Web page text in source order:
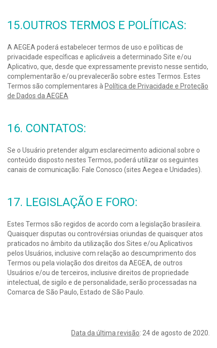
15.OUTROS TERMOS E POLÍTICAS:
A AEGEA poderá estabelecer termos de uso e políticas de
privacidade específicas e aplicáveis a determinado Site e/ou
Aplicativo, que, desde que expressamente previsto nesse sentido,
complementarão e/ou prevalecerão sobre estes Termos. Estes
Termos são complementares à Política de Privacidade e Proteção
de Dados da AEGEA
16. CONTATOS:
Se o Usuário pretender algum esclarecimento adicional sobre o
conteúdo disposto nestes Termos, poderá utilizar os seguintes
canais de comunicação: Fale Conosco (sites Aegea e Unidades).
17. LEGISLAÇÃO E FORO:
Estes Termos são regidos de acordo com a legislação brasileira.
Quaisquer disputas ou controvérsias oriundas de quaisquer atos
praticados no âmbito da utilização dos Sites e/ou Aplicativos
pelos Usuários, inclusive com relação ao descumprimento dos
Termos ou pela violação dos direitos da AEGEA, de outros
Usuários e/ou de terceiros, inclusive direitos de propriedade
intelectual, de sigilo e de personalidade, serão processadas na
Comarca de São Paulo, Estado de São Paulo.
Data da última revisão: 24 de agosto de 2020.